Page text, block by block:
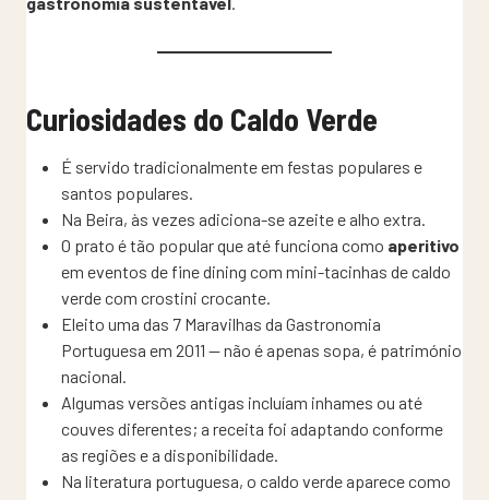
Curiosidades do Caldo Verde
É servido tradicionalmente em festas populares e
santos populares.
Na Beira, às vezes adiciona-se azeite e alho extra.
O prato é tão popular que até funciona como aperitivo
em eventos de fine dining com mini-tacinhas de caldo
verde com crostini crocante.
Eleito uma das 7 Maravilhas da Gastronomia
Portuguesa em 2011 — não é apenas sopa, é património
nacional.
Algumas versões antigas incluíam inhames ou até
couves diferentes; a receita foi adaptando conforme
as regiões e a disponibilidade.
Na literatura portuguesa, o caldo verde aparece como